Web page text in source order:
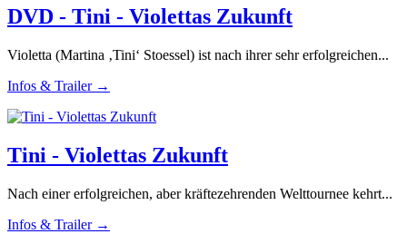
DVD - Tini - Violettas Zukunft
Violetta (Martina ‚Tini‘ Stoessel) ist nach ihrer sehr erfolgreichen...
Infos & Trailer →
Tini - Violettas Zukunft
Nach einer erfolgreichen, aber kräftezehrenden Welttournee kehrt...
Infos & Trailer →